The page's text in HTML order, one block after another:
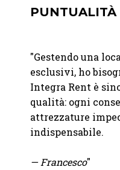
"Gestendo una
esclusivi, ho
Integra Rent è
qualità: ogni
attrezzature
indispensabile.
— Francesco"